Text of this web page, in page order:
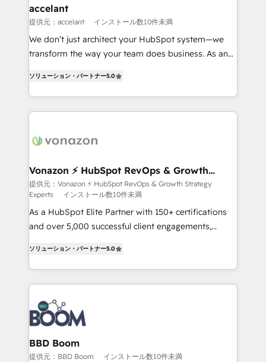
One company, one operating model, delivering
across offices and consulting teams in the UK, USA,
Canada, Germany, France, Belgium, Singapore, and
South Africa. Certified compliant with ISO/IEC
international offices and 175+ employees.
accelant
提供元：accelant インストール数10件未満
We don’t just architect your HubSpot system—we
transform the way your team does business. As an
creating tailored, end-to-end CRM solutions that
accelerate growth, improve operational efficiency,
and ensure faster time to value on HubSpot. What
day one, our team takes the time to deeply
strategies that deliver impactful results. Our mission
is to empower you to unlock HubSpot’s full potential
—faster. Through expert training, unmatched
responsiveness, and ongoing support, we equip
your team to adopt new systems with confidence
customer engagement.
ソリューション・パートナー5.0
Vonazon ⚡ HubSpot RevOps & Growth
Strategy Experts
提供元：Vonazon ⚡ HubSpot RevOps & Growth Strategy
Experts
インストール数10件未満
As a HubSpot Elite Partner with 150+ certifications
and over 5,000 successful client engagements,
measurable, scalable growth. From onboarding to
enterprise-grade campaigns, our in-house team
builds scalable strategies that drive long-term
revenue. ⚙️ HubSpot Integration & Optimization •
Seamless CRM, CMS, and automation setup •
Complex platform migrations and data cleanups •
Custom APIs and third-party integrations 📈 End-to-
End Revenue Acceleration • Lifecycle marketing and
ソリューション・パートナー5.0
BBD Boom
提供元：BBD Boom インストール数10件未満